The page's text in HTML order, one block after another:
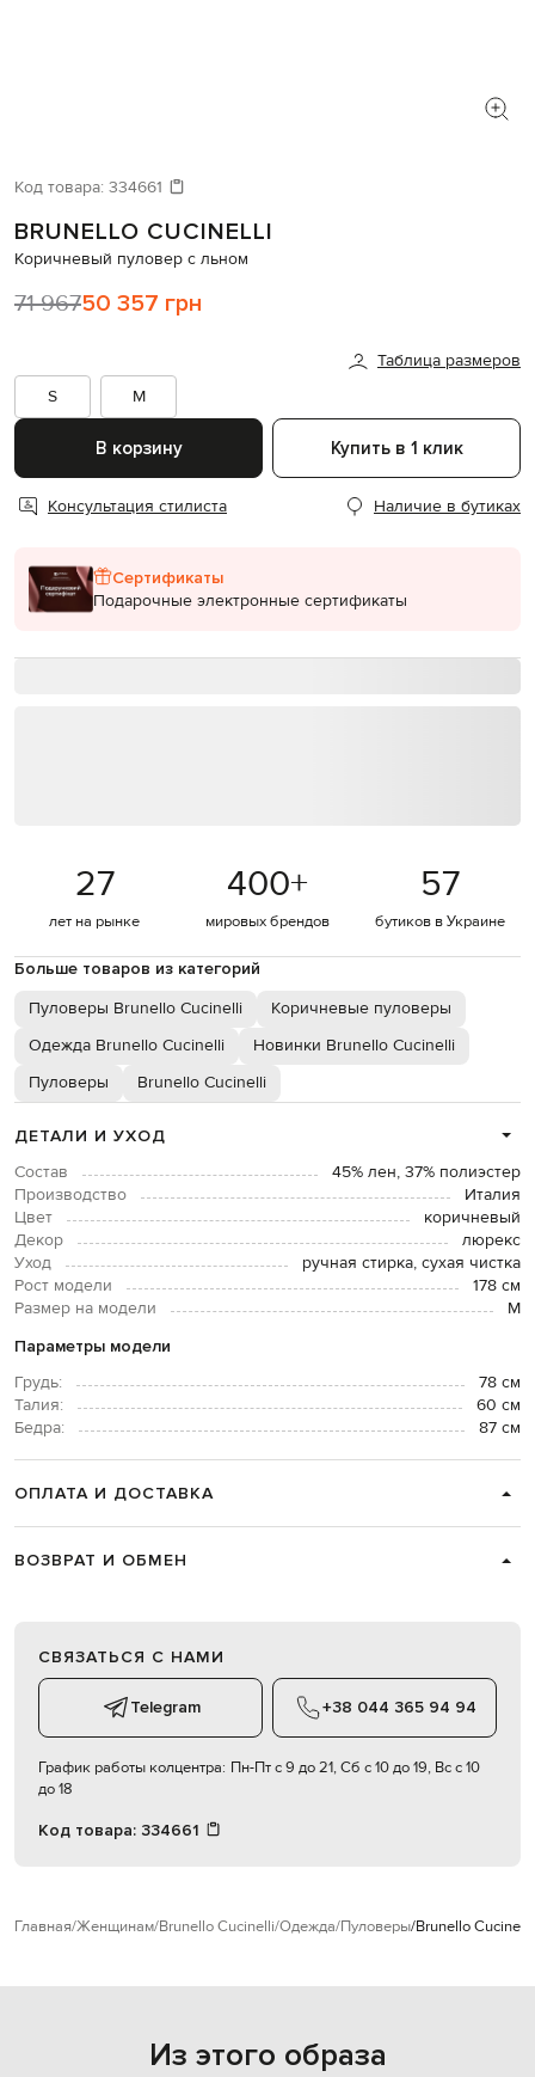
Код товара: 334661
BRUNELLO CUCINELLI
Коричневый пуловер с льном
71 96750 357 грн
Таблица размеров
S
M
В корзину Купить в 1 клик
Консультация стилиста Наличие в бутиках
Сертификаты
Подарочные электронные сертификаты
27
лет на рынке
400+
мировых брендов
57
бутиков в Украине
Больше товаров из категорий
Пуловеры Brunello Cucinelli
Коричневые пуловеры
Одежда Brunello Cucinelli
Новинки Brunello Cucinelli
Пуловеры
Brunello Cucinelli
ДЕТАЛИ И УХОД
Состав
45% лен, 37% полиэстер
Производство
Италия
Цвет
коричневый
Декор
люрекс
Уход
ручная стирка, сухая чистка
Рост модели
178 см
Размер на модели
М
Параметры модели
Грудь:
78 см
Талия:
60 см
Бедра:
87 см
ОПЛАТА И ДОСТАВКА
ВОЗВРАТ И ОБМЕН
СВЯЗАТЬСЯ С НАМИ
Telegram +38 044 365 94 94
График работы колцентра: Пн-Пт с 9 до 21, Сб с 10 до 19, Вс с 10
до 18
Код товара: 334661
Главная Женщинам Brunello Cucinelli Одежда Пуловеры Brunello
Из этого образа